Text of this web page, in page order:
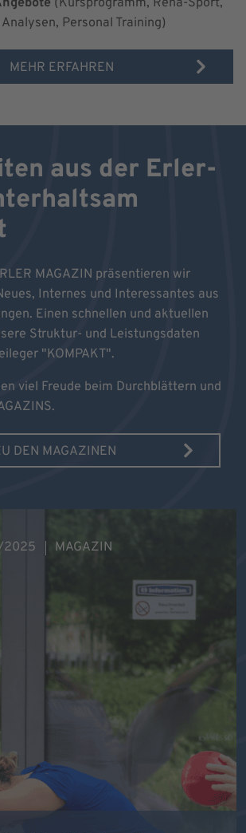
Personal Training)
MEHR ERFAHREN
aus der Erler-
MAGAZIN präsentieren wir
Internes und Interessantes aus
Einen schnellen und aktuellen
Struktur- und Leistungsdaten
"KOMPAKT".
viel Freude beim Durchblättern und
DEN MAGAZINEN
2025 MAGAZIN